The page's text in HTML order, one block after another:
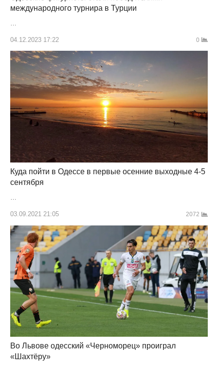
международного турнира в Турции
04.12.2023 17:22 0
Куда пойти в Одессе в первые осенние выходные 4-5
сентября
03.09.2021 21:05 2072
Во Львове одесский «Черноморец» проиграл
«Шахтёру»